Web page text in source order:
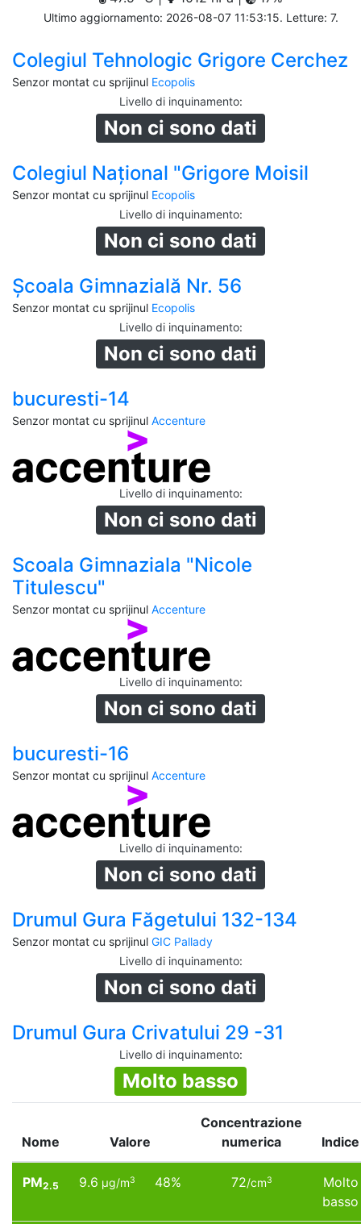
Ultimo aggiornamento: 2026-08-07 11:53:15. Letture: 7.
Colegiul Tehnologic Grigore Cerchez
Senzor montat cu sprijinul Ecopolis
Livello di inquinamento:
Non ci sono dati
Colegiul Național "Grigore Moisil
Senzor montat cu sprijinul Ecopolis
Livello di inquinamento:
Non ci sono dati
Școala Gimnazială Nr. 56
Senzor montat cu sprijinul Ecopolis
Livello di inquinamento:
Non ci sono dati
bucuresti-14
Senzor montat cu sprijinul Accenture
Livello di inquinamento:
Non ci sono dati
Scoala Gimnaziala "Nicole
Titulescu"
Senzor montat cu sprijinul Accenture
Livello di inquinamento:
Non ci sono dati
bucuresti-16
Senzor montat cu sprijinul Accenture
Livello di inquinamento:
Non ci sono dati
Drumul Gura Făgetului 132-134
Senzor montat cu sprijinul GIC Pallady
Livello di inquinamento:
Non ci sono dati
Drumul Gura Crivatului 29 -31
Livello di inquinamento:
Molto basso
Nome Valore
Concentrazione
numerica
Indice
PM2.5 9.6 µg/m3 48% 72/cm3
Molto
basso